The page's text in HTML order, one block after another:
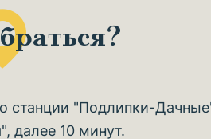
станции "Подлипки-
далее 10 минут.